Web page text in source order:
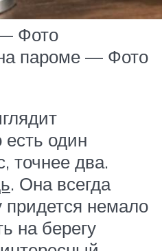
Фото
пароме — Фото
есть один
точнее два.
. Она всегда
придется немало
на берегу